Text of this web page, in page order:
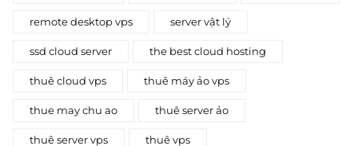
remote desktop vps server vật lý
ssd cloud server the best cloud hosting
thuê cloud vps thuê máy ảo vps
thue may chu ao thuê server ảo
thuê server vps thuê vps